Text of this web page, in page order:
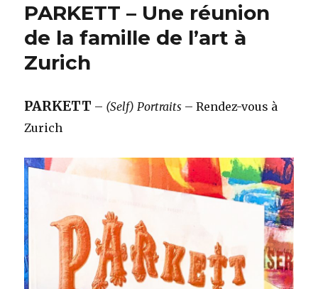
PARKETT – Une réunion
de la famille de l’art à
Zurich
PARKETT – (Self) Portraits – Rendez-vous à
Zurich